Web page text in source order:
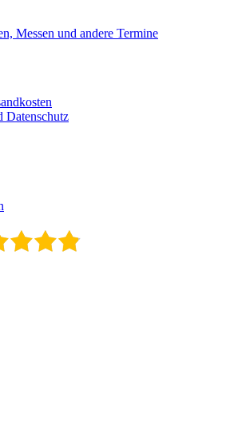
Messen und andere Termine
Datenschutz